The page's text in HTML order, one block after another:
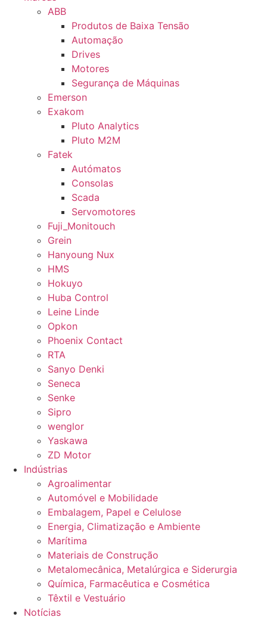
ABB
Produtos de Baixa Tensão
Automação
Drives
Motores
Segurança de Máquinas
Emerson
Exakom
Pluto Analytics
Pluto M2M
Fatek
Autómatos
Consolas
Scada
Servomotores
Fuji_Monitouch
Grein
Hanyoung Nux
HMS
Hokuyo
Huba Control
Leine Linde
Opkon
Phoenix Contact
RTA
Sanyo Denki
Seneca
Senke
Sipro
wenglor
Yaskawa
ZD Motor
Indústrias
Agroalimentar
Automóvel e Mobilidade
Embalagem, Papel e Celulose
Energia, Climatização e Ambiente
Marítima
Materiais de Construção
Metalomecânica, Metalúrgica e Siderurgia
Química, Farmacêutica e Cosmética
Têxtil e Vestuário
Notícias